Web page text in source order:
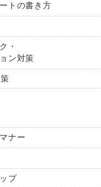
トの書き方
・
ン対策
ナー
プ